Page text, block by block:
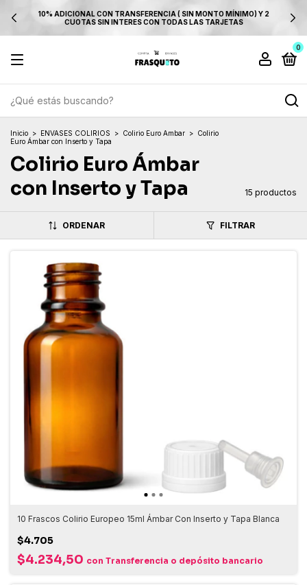
10% ADICIONAL CON TRANSFERENCIA ( SIN MONTO MÍNIMO) Y 2
CUOTAS SIN INTERES CON TODAS LAS TARJETAS
0
Inicio > ENVASES COLIRIOS > Colirio Euro Ambar > Colirio
Euro Ámbar con Inserto y Tapa
Colirio Euro Ámbar
con Inserto y Tapa
15 productos
ORDENAR FILTRAR
10 Frascos Colirio Europeo 15ml Ámbar Con Inserto y Tapa Blanca
$4.705
$4.234,50 con Transferencia o depósito bancario